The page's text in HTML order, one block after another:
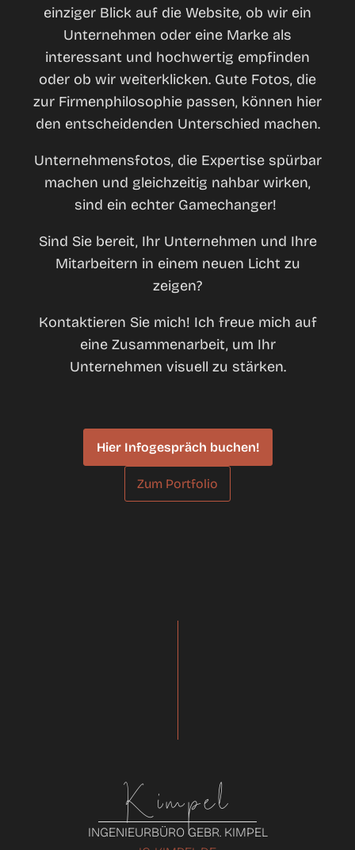
einziger Blick auf die Website, ob wir ein
Unternehmen oder eine Marke als
interessant und hochwertig empfinden
oder ob wir weiterklicken. Gute Fotos, die
zur Firmenphilosophie passen, können hier
den entscheidenden Unterschied machen.
Unternehmensfotos, die Expertise spürbar
machen und gleichzeitig nahbar wirken,
sind ein echter Gamechanger!
Sind Sie bereit, Ihr Unternehmen und Ihre
Mitarbeitern in einem neuen Licht zu
zeigen?
Kontaktieren Sie mich! Ich freue mich auf
eine Zusammenarbeit, um Ihr
Unternehmen visuell zu stärken.
Hier Infogespräch buchen!
Zum Portfolio
Kimpel
INGENIEURBÜRO GEBR. KIMPEL